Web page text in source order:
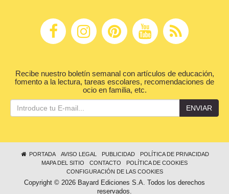
Recibe nuestro boletín semanal con artículos de educación,
fomento a la lectura, tareas escolares, recomendaciones de
ocio en familia, etc.
ENVIAR
PORTADA AVISO LEGAL PUBLICIDAD
POLÍTICA DE PRIVACIDAD
MAPA DEL SITIO
CONTACTO
POLÍTICA DE COOKIES
CONFIGURACIÓN DE LAS COOKIES
Copyright © 2026 Bayard Ediciones S.A. Todos los derechos
reservados.